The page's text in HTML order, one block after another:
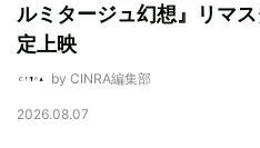
ルミタージュ幻想』リマ
定上映
by CINRA編集部
2026.08.07